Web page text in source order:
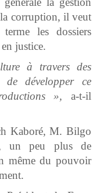
corruption, il veut
les dossiers
justice.
à travers des
de développer ce
», a-t-il
Kaboré, M. Bilgo
un peu plus de
même du pouvoir